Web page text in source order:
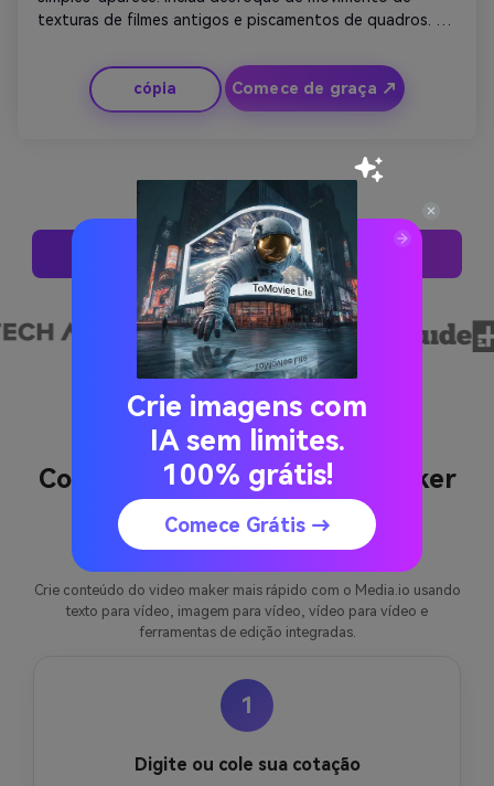
texturas de filmes antigos e piscamentos de quadros.
de fundo. A combinação audiovisual evoca nostalgia.
Terminar com um fade-out suave mantendo o
espectador em um humor reflexivo.
cópia Comece de graça ↗
Experimente Esses Estilos Agora
Como criar citações Video Maker
com Media.io
Crie conteúdo do video maker mais rápido com o Media.io usando
texto para vídeo, imagem para vídeo, vídeo para vídeo e
ferramentas de edição integradas.
1
Digite ou cole sua cotação
Crie imagens com
IA sem limites.
100% grátis!
Comece Grátis →